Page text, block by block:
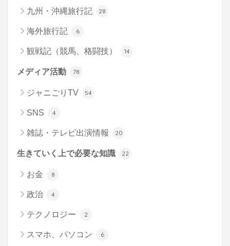
九州・沖縄旅行記 28
海外旅行記 6
観戦記（競馬、格闘技） 14
メディア活動 78
ジャニごりTV 54
SNS 4
雑誌・テレビ出演情報 20
生きていく上で必要な知識 22
お金 8
政治 4
テクノロジー 2
スマホ、パソコン 6